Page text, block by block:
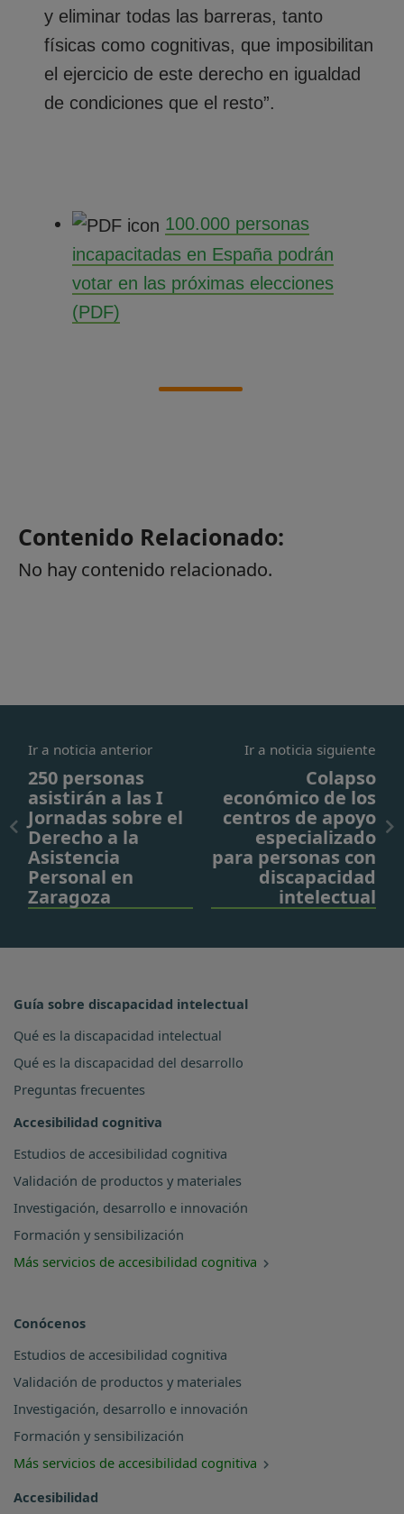
y eliminar todas las barreras, tanto
físicas como cognitivas, que imposibilitan
el ejercicio de este derecho en igualdad
de condiciones que el resto”.
100.000 personas
incapacitadas en España podrán
votar en las próximas elecciones
(PDF)
Contenido Relacionado:
No hay contenido relacionado.
Ir a noticia anterior
250 personas
asistirán a las I
Jornadas sobre el
Derecho a la
Asistencia
Personal en
Zaragoza
Ir a noticia siguiente
Colapso
económico de los
centros de apoyo
especializado
para personas con
discapacidad
intelectual
Guía sobre discapacidad intelectual
Qué es la discapacidad intelectual
Qué es la discapacidad del desarrollo
Preguntas frecuentes
Accesibilidad cognitiva
Estudios de accesibilidad cognitiva
Validación de productos y materiales
Investigación, desarrollo e innovación
Formación y sensibilización
Más servicios de accesibilidad cognitiva
Conócenos
Estudios de accesibilidad cognitiva
Validación de productos y materiales
Investigación, desarrollo e innovación
Formación y sensibilización
Más servicios de accesibilidad cognitiva
Accesibilidad